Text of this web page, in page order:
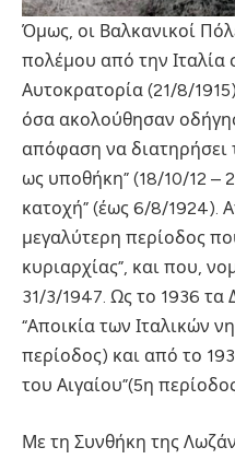
Όμως, οι Βαλκανικοί
πολέμου από την Ιταλία
Αυτοκρατορία (21/8/
όσα ακολούθησαν
απόφαση να διατηρήσει
ως υποθήκη” (18/10/12 –
κατοχή” (έως 6/8/1924).
μεγαλύτερη περίοδος
κυριαρχίας”, και που,
31/3/1947. Ως το 1936
“Αποικία των Ιταλικών
περίοδος) και από το
του Αιγαίου”(5η
Με τη Συνθήκη της